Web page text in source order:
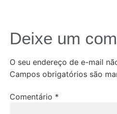
Deixe um
O seu endereço de e-mail
Campos obrigatórios são
Comentário *